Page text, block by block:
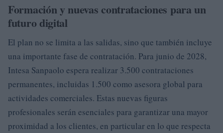
Formación y nuevas contrataciones para un
futuro digital
El plan no se limita a las salidas, sino que también incluye
una importante fase de contratación. Para junio de 2028,
Intesa Sanpaolo espera realizar 3.500 contrataciones
permanentes, incluidas 1.500 como asesora global para
actividades comerciales. Estas nuevas figuras
profesionales serán esenciales para garantizar una mayor
proximidad a los clientes, en particular en lo que respecta